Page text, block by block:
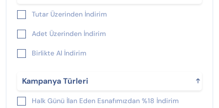
Tutar Üzerinden İndirim
Adet Üzerinden İndirim
Birlikte Al İndirim
Kampanya Türleri
Halk Günü İlan Eden Esnafımızdan %18 İndirim